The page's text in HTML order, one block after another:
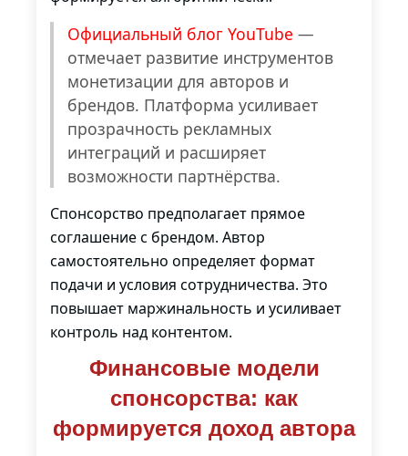
Официальный блог YouTube —
отмечает развитие инструментов
монетизации для авторов и
брендов. Платформа усиливает
прозрачность рекламных
интеграций и расширяет
возможности партнёрства.
Спонсорство предполагает прямое
соглашение с брендом. Автор
самостоятельно определяет формат
подачи и условия сотрудничества. Это
повышает маржинальность и усиливает
контроль над контентом.
Финансовые модели
спонсорства: как
формируется доход автора